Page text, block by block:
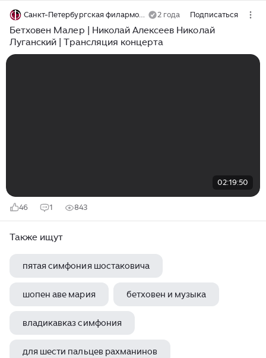
безопасность, тепло и уход. У Бетховена там много
друзей - кошек, которые ласкают его и не дают
чувствовать себя одиноким. 🐈🧡 Но эта безопасность
стоит денег. Собрать 10000 рублей кажется много,
2 года Подписаться
Бетховен Малер | Николай Алексеев Николай
Луганский | Трансляция концерта
02:19:50
46 1 843
Также ищут
пятая симфония шостаковича
шопен аве мария бетховен и музыка
владикавказ симфония
для шести пальцев рахманинов